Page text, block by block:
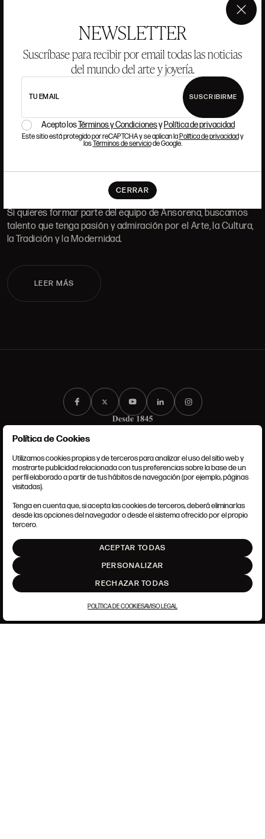
NEWSLETTER
Suscríbase para recibir por email todas las noticias
del mundo del arte y joyería.
TU EMAIL SUSCRIBIRME
Acepto losTérminos y Condicionesy Política de privacidad
Este sitio está protegido por reCAPTCHA y se aplican laPolítica de privacidady
losTérminos de serviciode Google.
CERRAR
×
DÓNDE ESTAMOS
ALCALÁ, 52. MADRID
10H-14H Y 16:30H-20H
TRABAJA CON NOSOTROS
Si quieres formar parte del equipo de Ansorena, buscamos
talento que tenga pasión y admiración por el Arte, la Cultura,
la Tradición y la Modernidad.
LEER MÁS
CONDICIONES GENERALES
POLÍTICA DE COOKIES
AJUSTE DE COOKIES
Política de Cookies
Utilizamos cookies propias y de terceros para analizar el uso del sitio web y
mostrarte publicidad relacionada con tus preferencias sobre la base de un
perfil elaborado a partir de tus hábitos de navegación (por ejemplo, páginas
visitadas).
Tenga en cuenta que, si acepta las cookies de terceros, deberá eliminarlas
desde las opciones del navegador o desde el sistema ofrecido por el propio
tercero.
ACEPTAR TODAS
PERSONALIZAR
RECHAZAR TODAS
POLÍTICA DE COOKIESAVISO LEGAL